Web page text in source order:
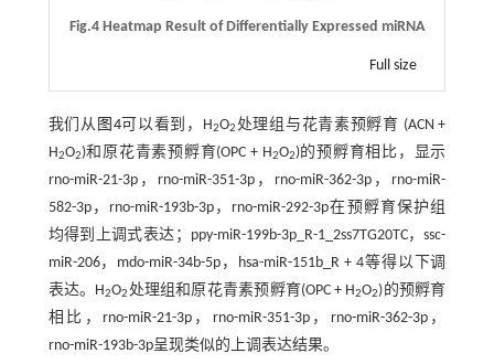
Fig.4 Heatmap Result of Differentially Expressed miRNA
Full size
我们从 图4可以看到，H2O2 处理组与花青素预孵育 (ACN +
H2O2)和原花青素预孵育(OPC + H2O2)的预孵育相比，显示
rno-miR-21-3p，rno-miR-351-3p，rno-miR-362-3p，rno-miR-
582-3p，rno-miR-193b-3p，rno-miR-292-3p在预孵育保护组
均得到上调式表达；ppy-miR-199b-3p_R-1_2ss7TG20TC，ssc-
miR-206，mdo-miR-34b-5p，hsa-miR-151b_R + 4等得以下调
表达。H2O2 处理组和原花青素预孵育(OPC + H2O2)的预孵育
相比，rno-miR-21-3p，rno-miR-351-3p，rno-miR-362-3p，
rno-miR-193b-3p呈现类似的上调表达结果。